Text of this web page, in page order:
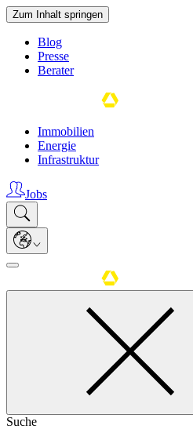
Zum Inhalt springen
Blog
Presse
Berater
Immobilien
Energie
Infrastruktur
Jobs
Suche